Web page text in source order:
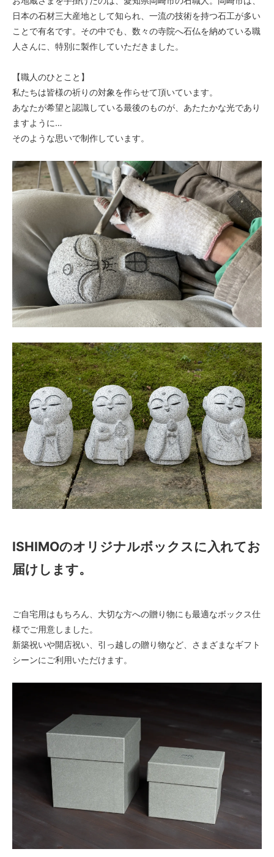
日本の石材三大産地として知られ、一流の技術を持つ石工が多い
ことで有名です。その中でも、数々の寺院へ石仏を納めている職
人さんに、特別に製作していただきました。
【職人のひとこと】
私たちは皆様の祈りの対象を作らせて頂いています。
あなたが希望と認識している最後のものが、あたたかな光であり
ますように…
そのような思いで制作しています。
ISHIMOのオリジナルボックスに入れてお
届けします。
ご自宅用はもちろん、大切な方への贈り物にも最適なボックス仕
様でご用意しました。
新築祝いや開店祝い、引っ越しの贈り物など、さまざまなギフト
シーンにご利用いただけます。